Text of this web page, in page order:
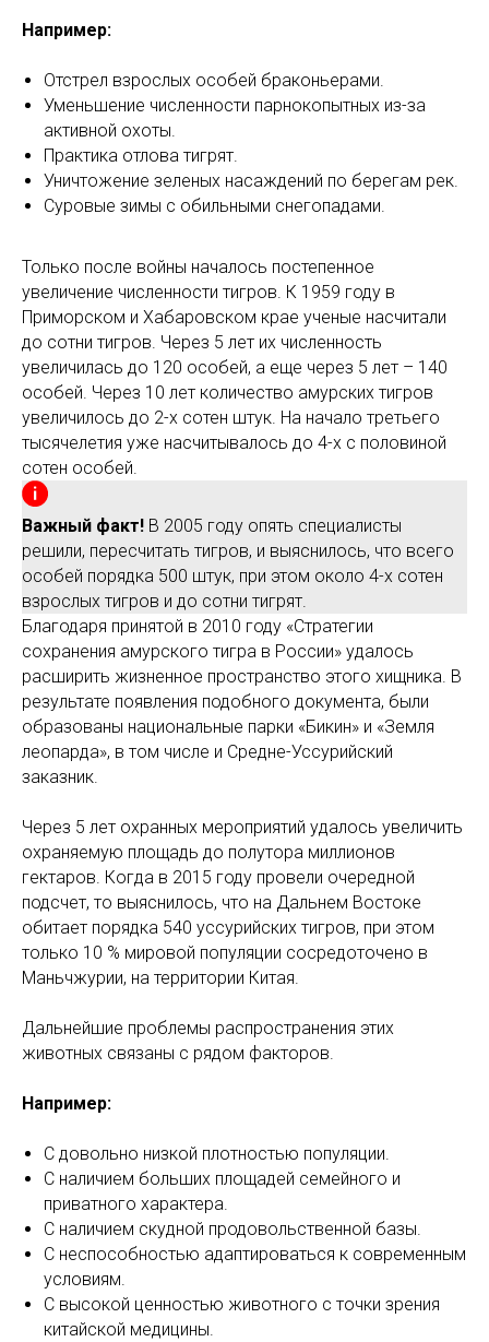
Например:
Отстрел взрослых особей браконьерами.
Уменьшение численности парнокопытных из-за
активной охоты.
Практика отлова тигрят.
Уничтожение зеленых насаждений по берегам рек.
Суровые зимы с обильными снегопадами.
Только после войны началось постепенное
увеличение численности тигров. К 1959 году в
Приморском и Хабаровском крае ученые насчитали
до сотни тигров. Через 5 лет их численность
увеличилась до 120 особей, а еще через 5 лет – 140
особей. Через 10 лет количество амурских тигров
увеличилось до 2-х сотен штук. На начало третьего
тысячелетия уже насчитывалось до 4-х с половиной
сотен особей.
Важный факт! В 2005 году опять специалисты
решили, пересчитать тигров, и выяснилось, что всего
особей порядка 500 штук, при этом около 4-х сотен
взрослых тигров и до сотни тигрят.
Благодаря принятой в 2010 году «Стратегии
сохранения амурского тигра в России» удалось
расширить жизненное пространство этого хищника. В
результате появления подобного документа, были
образованы национальные парки «Бикин» и «Земля
леопарда», в том числе и Средне-Уссурийский
заказник.
Через 5 лет охранных мероприятий удалось увеличить
охраняемую площадь до полутора миллионов
гектаров. Когда в 2015 году провели очередной
подсчет, то выяснилось, что на Дальнем Востоке
обитает порядка 540 уссурийских тигров, при этом
только 10 % мировой популяции сосредоточено в
Маньчжурии, на территории Китая.
Дальнейшие проблемы распространения этих
животных связаны с рядом факторов.
Например:
С довольно низкой плотностью популяции.
С наличием больших площадей семейного и
приватного характера.
С наличием скудной продовольственной базы.
С неспособностью адаптироваться к современным
условиям.
С высокой ценностью животного с точки зрения
китайской медицины.